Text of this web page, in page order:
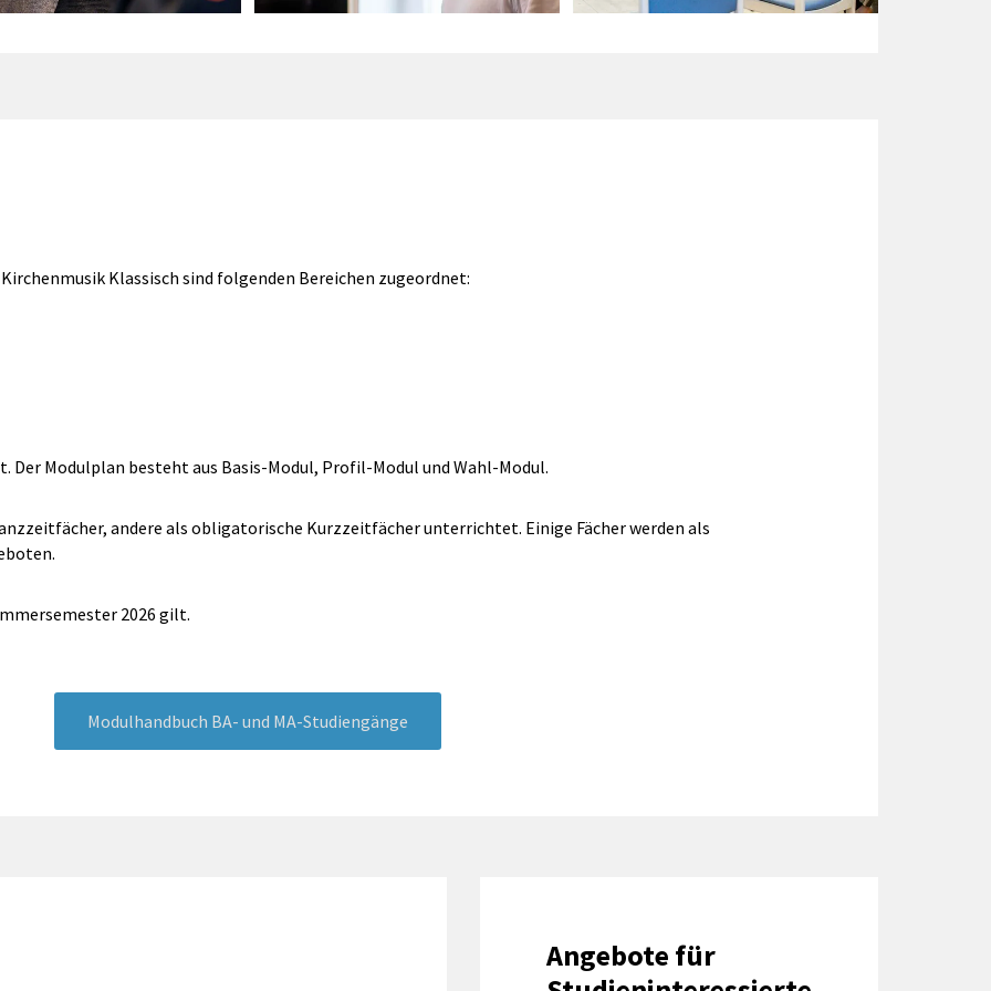
Klassisch sind folgenden Bereichen zugeordnet:
Der Modulplan besteht aus Basis-Modul, Profil-Modul und Wahl-Modul.
andere als obligatorische Kurzzeitfächer unterrichtet. Einige Fächer werden als
2026 gilt.
Modulhandbuch BA- und MA-Studiengänge
Angebote für